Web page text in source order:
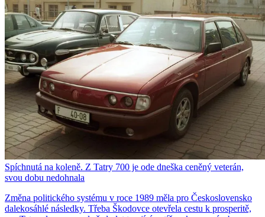
Spíchnutá na koleně. Z Tatry 700 je ode dneška ceněný veterán,
svou dobu nedohnala
Změna politického systému v roce 1989 měla pro Československo
dalekosáhlé následky. Třeba Škodovce otevřela cestu k prosperitě,